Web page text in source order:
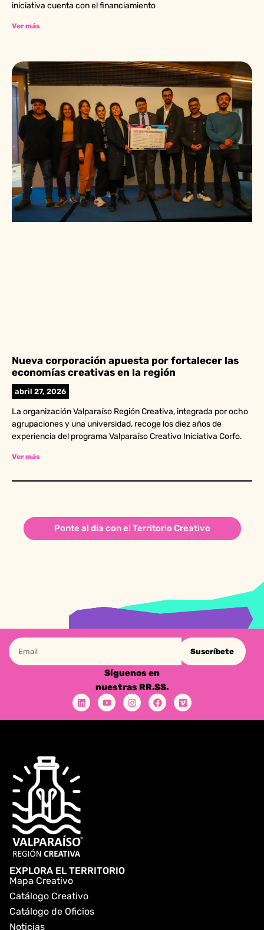
iniciativa cuenta con el financiamiento
Ver más
Nueva corporación apuesta por fortalecer las
economías creativas en la región
abril 27, 2026
La organización Valparaíso Región Creativa, integrada por ocho
agrupaciones y una universidad, recoge los diez años de
experiencia del programa Valparaíso Creativo Iniciativa Corfo.
Ver más
Ponte al día con el Territorio Creativo
Suscríbete
Síguenos en
nuestras RR.SS.
EXPLORA EL TERRITORIO
Mapa Creativo
Catálogo Creativo
Catálogo de Oficios
Noticias